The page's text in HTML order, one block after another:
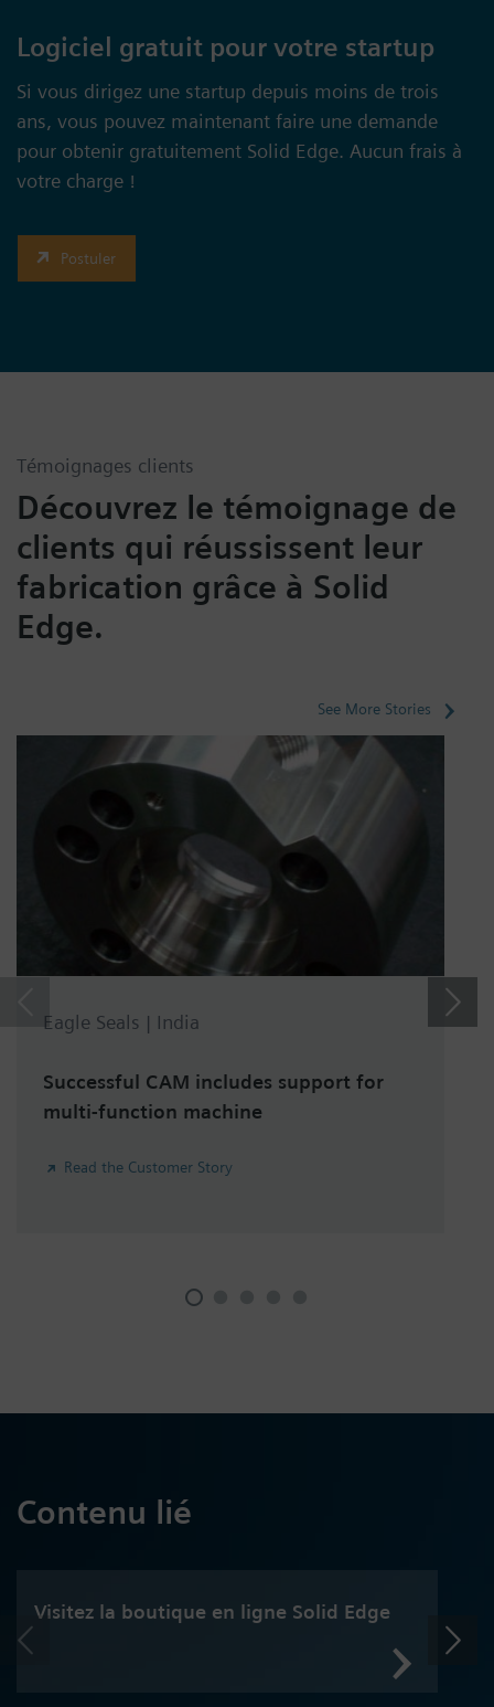
Logiciel gratuit pour votre startup
Si vous dirigez une startup depuis moins de trois
ans, vous pouvez maintenant faire une demande
pour obtenir gratuitement Solid Edge. Aucun frais à
votre charge !
Postuler
Témoignages clients
Découvrez le témoignage de
clients qui réussissent leur
fabrication grâce à Solid
Edge.
See More Stories
Eagle Seals | India
Successful CAM includes support for
multi-function machine
Read the Customer Story
Contenu lié
Visitez la boutique en ligne Solid Edge